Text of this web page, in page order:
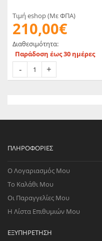
Τιμή eshop (Με ΦΠΑ)
210,00€
Διαθεσιμότητα:
Παράδοση έως 30 ημέρες
ΠΛΗΡΟΦΟΡΊΕΣ
Ο Λογαριασμός Μου
Το Καλάθι Μου
Οι Παραγγελίες Μου
Η Λίστα Επιθυμιών Μου
ΕΞΥΠΗΡΈΤΗΣΗ